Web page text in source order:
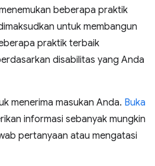
beberapa praktik
untuk membangun
praktik terbaik
disabilitas yang Anda
menerima masukan Anda. Buka
informasi sebanyak mungkin
pertanyaan atau mengatasi